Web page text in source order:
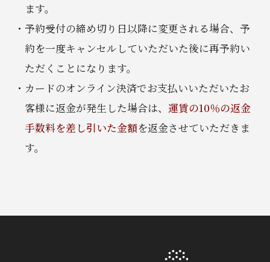
ます。
予約受付の締め切り日以降に変更される場合、予
約を一度キャンセルしていただいた後に再予約い
ただくことになります。
カードのオンライン決済でお支払いいただいたお
客様に返金が発生した場合は、 運賃の10％の返金
手数料を差し引いた金額を返金させていただきま
す。